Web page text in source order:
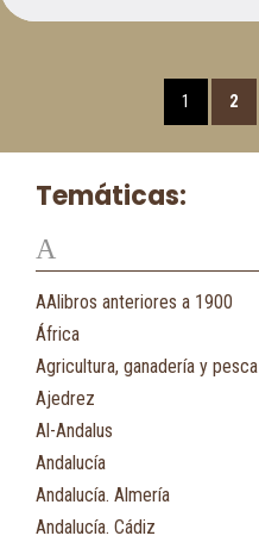
1 2
Temáticas:
A
AAlibros anteriores a 1900
África
Agricultura, ganadería y pesca
Ajedrez
Al-Andalus
Andalucía
Andalucía. Almería
Andalucía. Cádiz